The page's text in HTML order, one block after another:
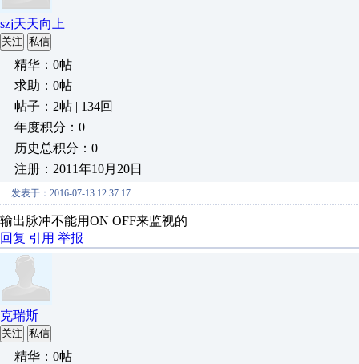
szj天天向上
关注 私信
精华：0帖
求助：0帖
帖子：2帖 | 134回
年度积分：0
历史总积分：0
注册：2011年10月20日
发表于：2016-07-13 12:37:17
输出脉冲不能用ON OFF来监视的
回复 引用 举报
克瑞斯
关注 私信
精华：0帖